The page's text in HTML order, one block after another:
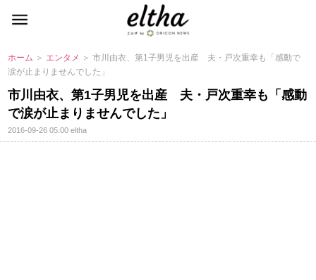
ホーム ＞ エンタメ ＞ 市川由衣、第1子男児を出産 夫・戸次重幸も「感動で
涙が止まりませんでした」
市川由衣、第1子男児を出産 夫・戸次重幸も「感動
で涙が止まりませんでした」
2016-09-26 05:00eltha